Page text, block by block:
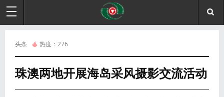
头条 热度： 276
珠澳两地开展海岛采风摄影交流活动